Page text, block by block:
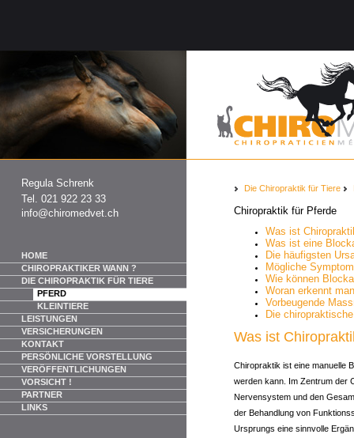
Regula Schrenk
Tel. 021 922 23 33
info@chiromedvet.ch
HOME
CHIROPRAKTIKER WANN ?
DIE CHIROPRAKTIK FÜR TIERE
PFERD
KLEINTIERE
LEISTUNGEN
VERSICHERUNGEN
KONTAKT
PERSÖNLICHE VORSTELLUNG
VERÖFFENTLICHUNGEN
VORSICHT !
PARTNER
LINKS
Die Chiropraktik für Tiere
Chiropraktik für Pferde
Was ist
Was ist eine
Die häufigsten
Mögliche
Wie können
Woran erkennt
Vorbeugende
Die
Was ist
Chiropraktik ist eine manuelle
werden kann. Im Zentrum der
Nervensystem und den
der Behandlung von
Ursprungs eine sinnvolle